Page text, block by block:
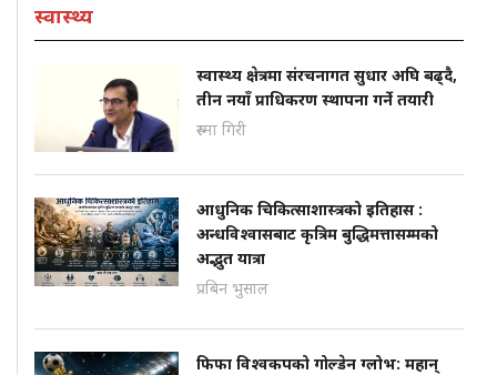
स्वास्थ्य
स्वास्थ्य क्षेत्रमा संरचनागत सुधार अघि बढ्दै,
तीन नयाँ प्राधिकरण स्थापना गर्ने तयारी
रुस्मा गिरी
आधुनिक चिकित्साशास्त्रको इतिहास :
अन्धविश्वासबाट कृत्रिम बुद्धिमत्तासम्मको
अद्भुत यात्रा
प्रबिन भुसाल
फिफा विश्वकपको गोल्डेन ग्लोभ: महान्